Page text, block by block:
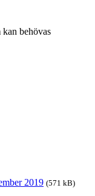
kan behövas
2019 (571 kB)